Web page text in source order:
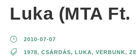
Luka (MTA Ft.
2010-07-07
1978, CSÁRDÁS, LUKA, VERBUNK,